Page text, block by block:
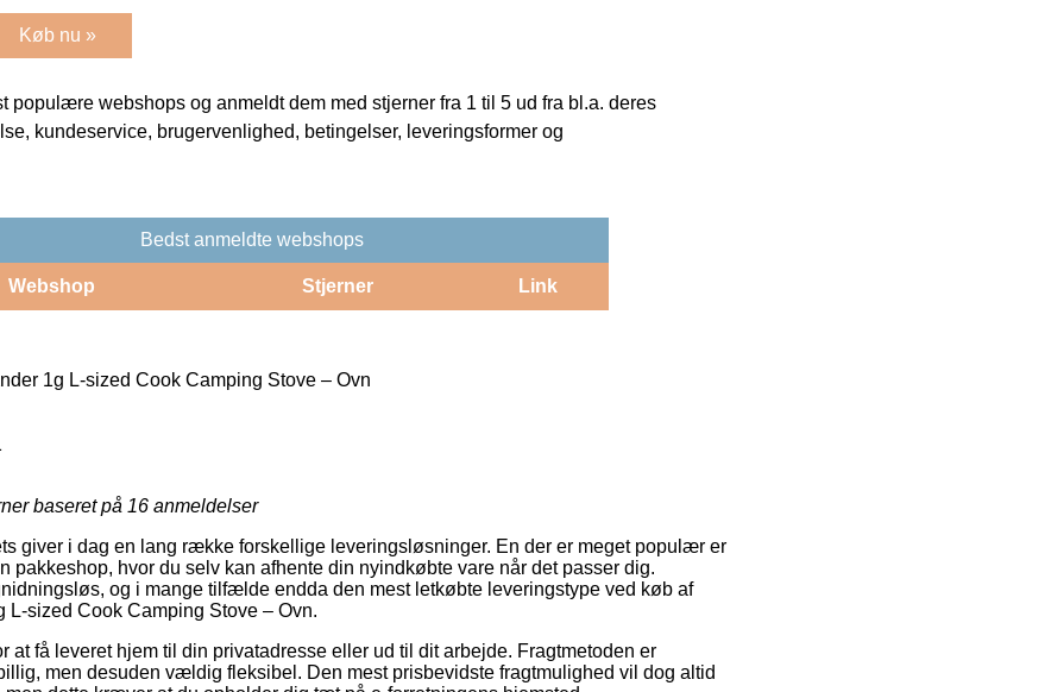
Køb nu »
populære webshops og anmeldt dem med stjerner fra 1 til 5 ud fra bl.a. deres
kundeservice, brugervenlighed, betingelser, leveringsformer og
Bedst anmeldte webshops
Webshop Stjerner Link
1g L-sized Cook Camping Stove – Ovn
baseret på 16 anmeldelser
giver i dag en lang række forskellige leveringsløsninger. En der er meget populær er
pakkeshop, hvor du selv kan afhente din nyindkøbte vare når det passer dig.
og i mange tilfælde endda den mest letkøbte leveringstype ved køb af
L-sized Cook Camping Stove – Ovn.
at få leveret hjem til din privatadresse eller ud til dit arbejde. Fragtmetoden er
men desuden vældig fleksibel. Den mest prisbevidste fragtmulighed vil dog altid